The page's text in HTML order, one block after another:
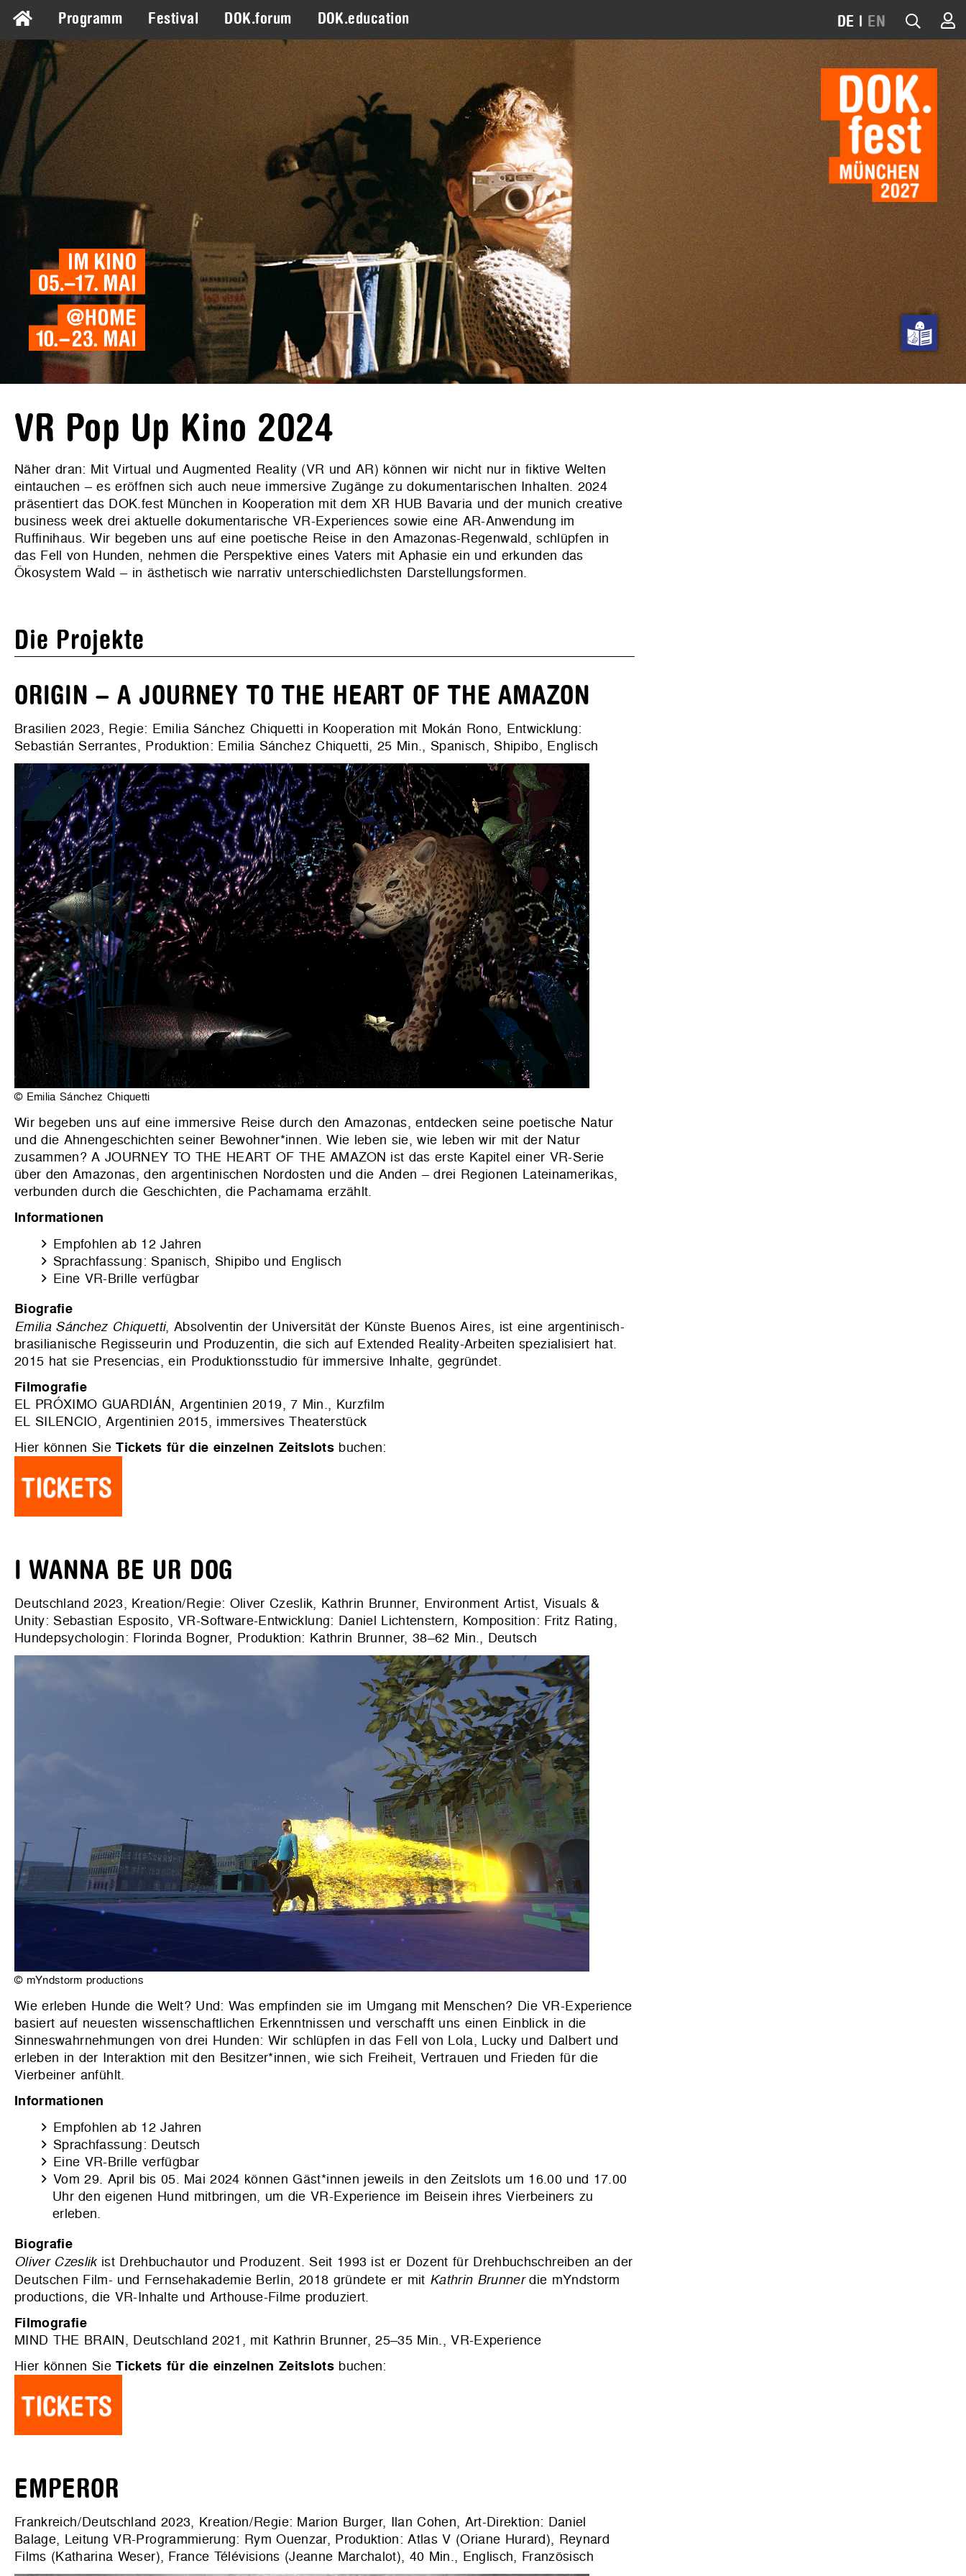
Programm Festival DOK.forum DOK.education DE | EN
VR Pop Up Kino 2024
Näher dran: Mit Virtual und Augmented Reality (VR und AR) können wir nicht nur in fiktive Welten
eintauchen – es eröffnen sich auch neue immersive Zugänge zu dokumentarischen Inhalten. 2024
präsentiert das DOK.fest München in Kooperation mit dem XR HUB Bavaria und der munich creative
business week drei aktuelle dokumentarische VR-Experiences sowie eine AR-Anwendung im
Ruffinihaus. Wir begeben uns auf eine poetische Reise in den Amazonas-Regenwald, schlüpfen in
das Fell von Hunden, nehmen die Perspektive eines Vaters mit Aphasie ein und erkunden das
Ökosystem Wald – in ästhetisch wie narrativ unterschiedlichsten Darstellungsformen.
Die Projekte
ORIGIN – A JOURNEY TO THE HEART OF THE AMAZON
Brasilien2023, Regie: Emilia Sánchez Chiquetti in Kooperation mit Mokán Rono, Entwicklung:
Sebastián Serrantes, Produktion: Emilia Sánchez Chiquetti, 25 Min., Spanisch, Shipibo, Englisch
© Emilia Sánchez Chiquetti
Wir begeben uns auf eine immersive Reise durch den Amazonas, entdecken seine poetische Natur
und die Ahnengeschichten seiner Bewohner*innen. Wie leben sie, wie leben wir mit der Natur
zusammen? A JOURNEY TO THE HEART OF THE AMAZON ist das erste Kapitel einer VR-Serie
über den Amazonas, den argentinischen Nordosten und die Anden – drei Regionen Lateinamerikas,
verbunden durch die Geschichten, die Pachamama erzählt.
Informationen
Empfohlen ab 12 Jahren
Sprachfassung: Spanisch, Shipibo und Englisch
Eine VR-Brille verfügbar
Biografie
Emilia Sánchez Chiquetti, Absolventin der Universität der Künste Buenos Aires, ist eine argentinisch-
brasilianische Regisseurin und Produzentin, die sich auf Extended Reality-Arbeiten spezialisiert hat.
2015 hat sie Presencias, ein Produktionsstudio für immersive Inhalte, gegründet.
Filmografie
EL PRÓXIMO GUARDIÁN, Argentinien 2019, 7 Min., Kurzfilm
EL SILENCIO, Argentinien 2015, immersives Theaterstück
Hier können SieTickets für die einzelnen Zeitslots buchen:
I WANNA BE UR DOG
Deutschland 2023, Kreation/Regie: Oliver Czeslik, Kathrin Brunner, Environment Artist, Visuals &
Unity: Sebastian Esposito, VR-Software-Entwicklung: Daniel Lichtenstern, Komposition: Fritz Rating,
Hundepsychologin: Florinda Bogner, Produktion: Kathrin Brunner, 38–62 Min., Deutsch
© mYndstorm productions
Wie erleben Hunde die Welt? Und: Was empfinden sie im Umgang mit Menschen? Die VR-Experience
basiert auf neuesten wissenschaftlichen Erkenntnissen und verschafft uns einen Einblick in die
Sinneswahrnehmungen von drei Hunden: Wir schlüpfen in das Fell von Lola, Lucky und Dalbert und
erleben in der Interaktion mit den Besitzer*innen, wie sich Freiheit, Vertrauen und Frieden für die
Vierbeiner anfühlt.
Informationen
Empfohlen ab 12 Jahren
Sprachfassung: Deutsch
Eine VR-Brille verfügbar
Vom 29. April bis 05. Mai 2024 können Gäst*innen jeweils in den Zeitslots um 16.00 und 17.00
Uhr den eigenen Hund mitbringen, um die VR-Experience im Beisein ihres Vierbeiners zu
erleben.
Biografie
Oliver Czeslikist Drehbuchautor und Produzent. Seit 1993 ist er Dozent für Drehbuchschreiben an der
Deutschen Film- und Fernsehakademie Berlin, 2018 gründete er mit Kathrin Brunnerdie mYndstorm
productions, die VR-Inhalte und Arthouse-Filme produziert.
Filmografie
MIND THE BRAIN, Deutschland 2021, mit Kathrin Brunner, 25–35 Min., VR-Experience
Hier können SieTickets für die einzelnen Zeitslots buchen:
EMPEROR
Frankreich/Deutschland 2023, Kreation/Regie: Marion Burger, Ilan Cohen, Art-Direktion: Daniel
Balage, Leitung VR-Programmierung: Rym Ouenzar, Produktion: Atlas V (Oriane Hurard), Reynard
Films (Katharina Weser), France Télévisions (Jeanne Marchalot), 40 Min., Englisch, Französisch